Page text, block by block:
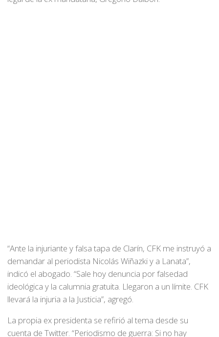
“Ante la injuriante y falsa tapa de Clarín, CFK me instruyó a
demandar al periodista Nicolás Wiñazki y a Lanata”,
indicó el abogado. “Sale hoy denuncia por falsedad
ideológica y la calumnia gratuita. Llegaron a un límite. CFK
llevará la injuria a la Justicia”, agregó.
La propia ex presidenta se refirió al tema desde su
cuenta de Twitter. “Periodismo de guerra: Si no hay